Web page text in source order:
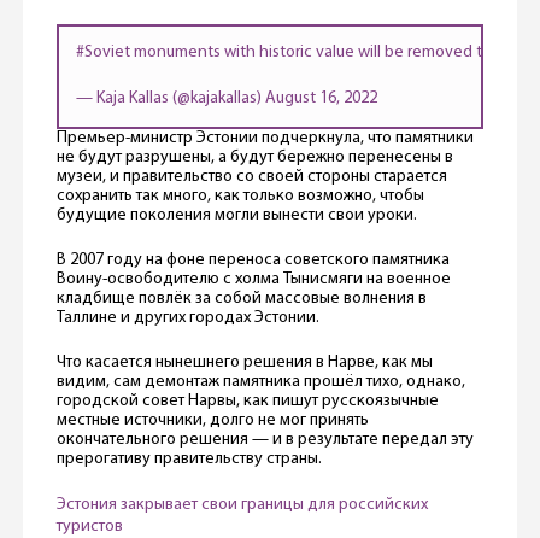
#Sovietmonuments with historic value will be removed to the
— Kaja Kallas (@kajakallas) August 16, 2022
Премьер-министр Эстонии подчеркнула, что памятники
не будут разрушены, а будут бережно перенесены в
музеи, и правительство со своей стороны старается
сохранить так много, как только возможно, чтобы
будущие поколения могли вынести свои уроки.
В 2007 году на фоне переноса советского памятника
Воину-освободителю с холма Тынисмяги на военное
кладбище повлёк за собой массовые волнения в
Таллине и других городах Эстонии.
Что касается нынешнего решения в Нарве, как мы
видим, сам демонтаж памятника прошёл тихо, однако,
городской совет Нарвы, как пишут русскоязычные
местные источники, долго не мог принять
окончательного решения — и в результате передал эту
прерогативу правительству страны.
Эстония закрывает свои границы для российских
туристов